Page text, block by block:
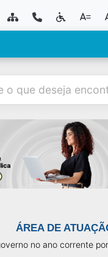
ÁREA DE
no ano corrente